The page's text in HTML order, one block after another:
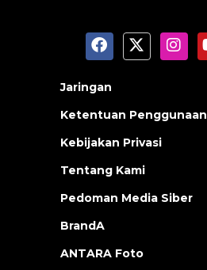
Jaringan
Ketentuan Penggunaan
Kebijakan Privasi
Tentang Kami
Pedoman Media Siber
BrandA
ANTARA Foto